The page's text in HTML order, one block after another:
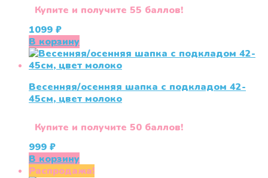
странице
Купите и получите 55 баллов!
1099 ₽
В корзину
Весенняя/осенняя шапка с подкладом 42-
45см, цвет молоко
Купите и получите 50 баллов!
999 ₽
В корзину
Распродажа!